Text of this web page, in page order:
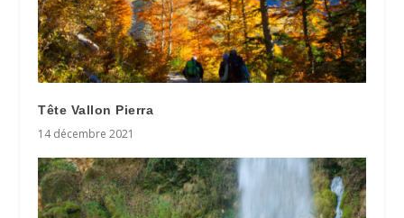
Tête Vallon Pierra
14 décembre 2021